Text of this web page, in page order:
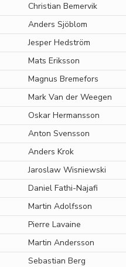
Christian Bemervik
Anders Sjöblom
Jesper Hedström
Mats Eriksson
Magnus Bremefors
Mark Van der Weegen
Oskar Hermansson
Anton Svensson
Anders Krok
Jaroslaw Wisniewski
Daniel Fathi-Najafi
Martin Adolfsson
Pierre Lavaine
Martin Andersson
Sebastian Berg